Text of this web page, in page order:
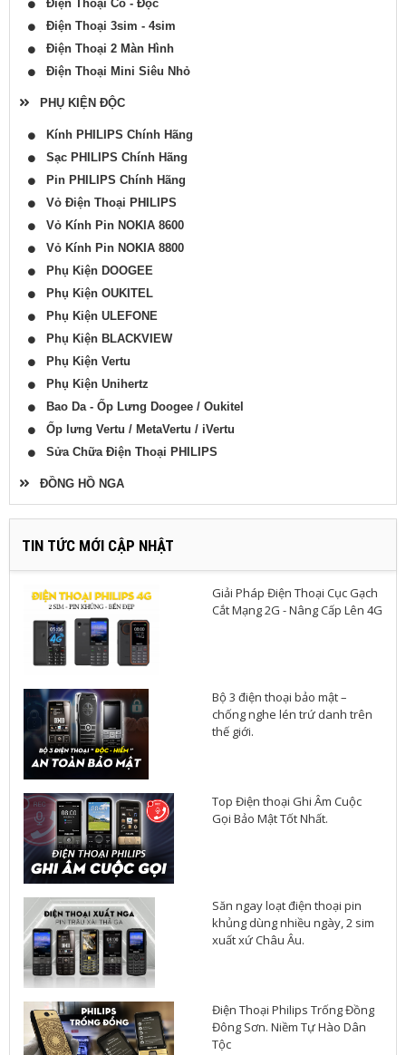
Điện Thoại Cổ - Độc
Điện Thoại 3sim - 4sim
Điện Thoại 2 Màn Hình
Điện Thoại Mini Siêu Nhỏ
PHỤ KIỆN ĐỘC
Kính PHILIPS Chính Hãng
Sạc PHILIPS Chính Hãng
Pin PHILIPS Chính Hãng
Vỏ Điện Thoại PHILIPS
Vỏ Kính Pin NOKIA 8600
Vỏ Kính Pin NOKIA 8800
Phụ Kiện DOOGEE
Phụ Kiện OUKITEL
Phụ Kiện ULEFONE
Phụ Kiện BLACKVIEW
Phụ Kiện Vertu
Phụ Kiện Unihertz
Bao Da - Ốp Lưng Doogee / Oukitel
Ốp lưng Vertu / MetaVertu / iVertu
Sửa Chữa Điện Thoại PHILIPS
ĐỒNG HỒ NGA
TIN TỨC MỚI CẬP NHẬT
Giải Pháp Điện Thoại Cục Gạch
Cắt Mạng 2G - Nâng Cấp Lên 4G
Bộ 3 điện thoại bảo mật –
chống nghe lén trứ danh trên
thế giới.
Top Điện thoại Ghi Âm Cuộc
Gọi Bảo Mật Tốt Nhất.
Săn ngay loạt điện thoại pin
khủng dùng nhiều ngày, 2 sim
xuất xứ Châu Âu.
Điện Thoại Philips Trống Đồng
Đông Sơn. Niềm Tự Hào Dân
Tộc